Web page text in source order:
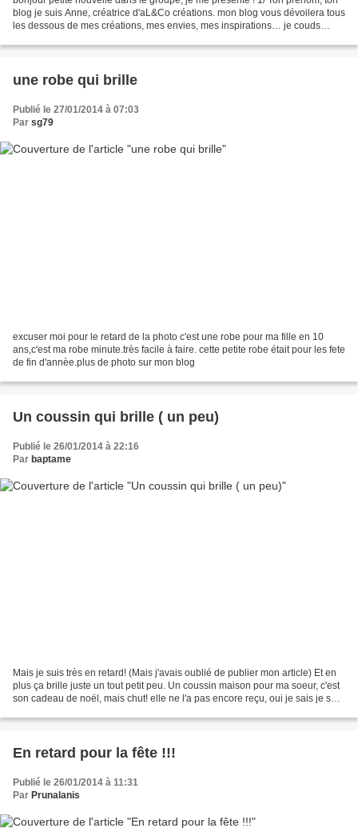
blog je suis Anne, créatrice d'aL&Co créations. mon blog vous dévoilera tous
les dessous de mes créations, mes envies, mes inspirations… je couds
une robe qui brille
Publié le 27/01/2014 à 07:03
Par sg79
excuser moi pour le retard de la photo c'est une robe pour ma fille en 10
ans,c'est ma robe minute.très facile à faire. cette petite robe était pour les fete
de fin d'annèe.plus de photo sur mon blog
Un coussin qui brille ( un peu)
Publié le 26/01/2014 à 22:16
Par baptame
Mais je suis très en retard! (Mais j'avais oublié de publier mon article) Et en
plus ça brille juste un tout petit peu. Un coussin maison pour ma soeur, c'est
son cadeau de noël, mais chut! elle ne l'a pas encore reçu, oui je sais je suis
En retard pour la fête !!!
Publié le 26/01/2014 à 11:31
Par Prunalanis